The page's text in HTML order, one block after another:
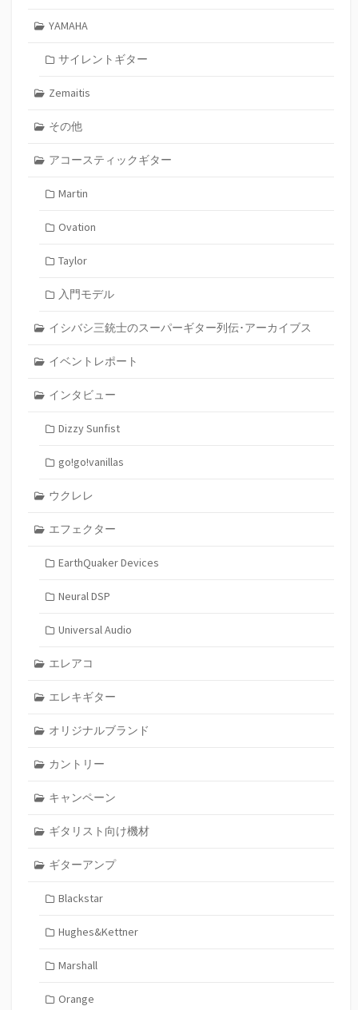
YAMAHA
サイレントギター
Zemaitis
その他
アコースティックギター
Martin
Ovation
Taylor
入門モデル
イシバシ三銃士のスーパーギター列伝･アーカイブス
イベントレポート
インタビュー
Dizzy Sunfist
go!go!vanillas
ウクレレ
エフェクター
EarthQuaker Devices
Neural DSP
Universal Audio
エレアコ
エレキギター
オリジナルブランド
カントリー
キャンペーン
ギタリスト向け機材
ギターアンプ
Blackstar
Hughes&Kettner
Marshall
Orange